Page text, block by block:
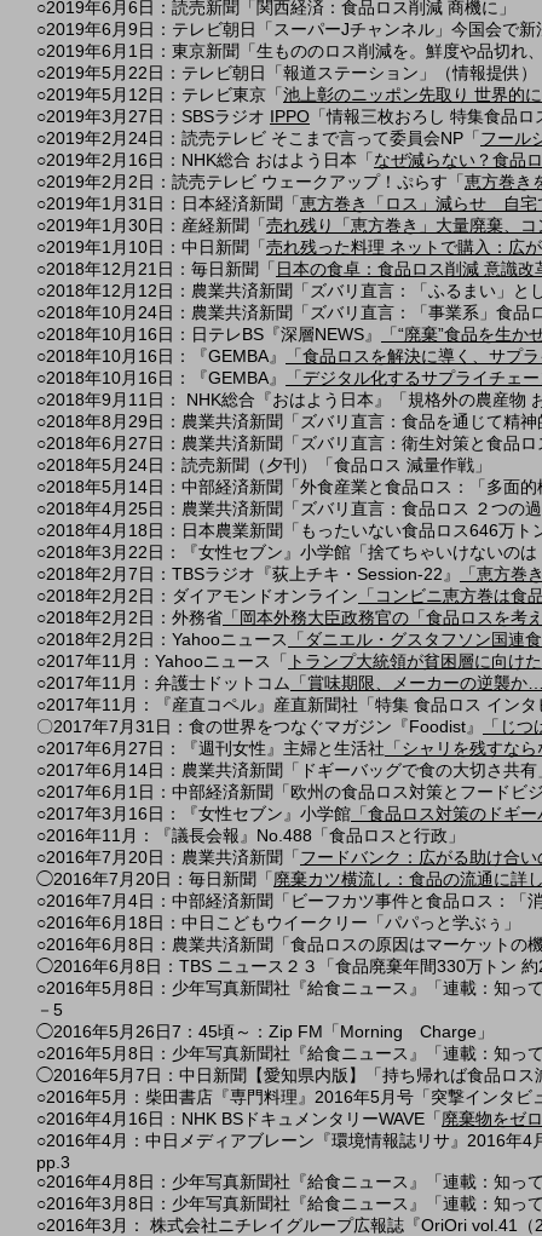
○2019年6月6日：読売新聞「関西経済：食品ロス削減 商機に」
○2019年6月9日：テレビ朝日「スーパーJチャンネル」今国会で
○2019年6月1日：東京新聞「生もののロス削減を。鮮度や品切れ
○2019年5月22日：テレビ朝日「報道ステーション」（情報提供）
○2019年5月12日：テレビ東京「 池上彰のニッポン先取り 世界的
○2019年3月27日：SBSラジオ IPPO 「情報三枚おろし 特集食品ロ
○2019年2月24日：読売テレビ そこまで言って委員会NP「 フール
○2019年2月16日：NHK総合 おはよう日本「 なぜ減らない？食品
○2019年2月2日：読売テレビ ウェークアップ！ぷらす「 恵方巻き
○2019年1月31日：日本経済新聞「 恵方巻き「ロス」減らせ 自
○2019年1月30日：産経新聞「 売れ残り「恵方巻き」大量廃棄、
○2019年1月10日：中日新聞「 売れ残った料理 ネットで購入：広
○2018年12月21日：毎日新聞「 日本の食卓：食品ロス削減 意識改
○2018年12月12日：農業共済新聞「ズバリ直言：「ふるまい」と
○2018年10月24日：農業共済新聞「ズバリ直言：「事業系」食品
○2018年10月16日：日テレBS『深層NEWS』
「“廃棄”食品を生
○2018年10月16日：『GEMBA』
「食品ロスを解決に導く、サプ
○2018年10月16日：『GEMBA』
「デジタル化するサプライチェ
​​○2018年9月11日： NHK総合『おはよう日本』「規格外の農産物
○2018年8月29日：農業共済新聞「ズバリ直言：食品を通じて精
○2018年6月27日：農業共済新聞「ズバリ直言：衛生対策と食品ロ
○2018年5月24日：読売新聞（夕刊）「食品ロス 減量作戦」
○2018年5月14日：中部経済新聞「外食産業と食品ロス：「多面
○2018年4月25日：農業共済新聞「ズバリ直言：食品ロス ２つの
○2018年4月18日：日本農業新聞「もったいない食品ロス646万ト
○2018年3月22日：『女性セブン』小学館「捨てちゃいけないの
○2018年2月7日：TBSラジオ『荻上チキ・Session-22』
「恵方巻
○2018年2月2日：ダイアモンドオンライン 「コンビニ恵方巻は食
○2018年2月2日：外務省 「岡本外務大臣政務官の「食品ロスを
○2018年2月2日：Yahooニュース
「ダニエル・グスタフソン国連
○2017年11月：Yahooニュース「
トランプ大統領が貧困層に向け
○2017年11月：弁護士ドットコム
「賞味期限、メーカーの逆襲
○2017年11月：『産直コペル』産直新聞社「特集 食品ロス イン
​〇2017年7月31日：食の世界をつなぐマガジン『Foodist』
「じ
○2017年6月27日：『週刊女性』主婦と生活社 「シャリを残すな
○2017年6月14日：農業共済新聞「ドギーバッグで食の大切さ共有
○2017年6月1日：中部経済新聞「欧州の食品ロス対策とフードビ
○2017年3月16日：『女性セブン』小学館 「食品ロス対策のドギ
○2016年11月：『議長会報』No.488「食品ロスと行政」
○2016年7月20日：農業共済新聞「 フードバンク：広がる助け合
◯2016年7月20日：毎日新聞「 廃棄カツ横流し：食品の流通に詳
○2016年7月4日：中部経済新聞「ビーフカツ事件と食品ロス：「
○2016年6月18日：中日こどもウイークリー「パパっと学ぶぅ」
○2016年6月8日：農業共済新聞「食品ロスの原因はマーケットの
◯2016年6月8日：TBS ニュース２３「食品廃棄年間330万トン
○2016年5月8日：少年写真新聞社『給食ニュース』「連載：知
－5
◯2016年5月26日7：45頃～：Zip FM「Morning Charge」
○2016年5月8日：少年写真新聞社『給食ニュース』「連載：知
◯2016年5月7日：中日新聞【愛知県内版】「持ち帰れば食品ロス
○2016年5月：柴田書店『専門料理』2016年5月号「突撃インタ
○2016年4月16日：NHK BSドキュメンタリーWAVE「 廃棄物をゼ
○2016年4月：中日メディアブレーン『環境情報誌リサ』2016年4
pp.3
○2016年4月8日：少年写真新聞社『給食ニュース』「連載：知
○2016年3月8日：少年写真新聞社『給食ニュース』「連載：知
○2016年3月： 株式会社ニチレイグループ広報誌『OriOri vol.41